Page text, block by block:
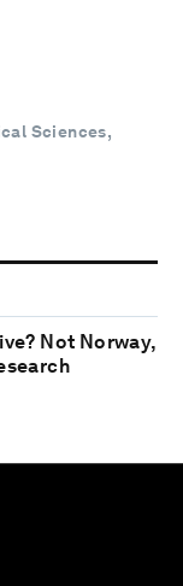
Sciences,
Not Norway,